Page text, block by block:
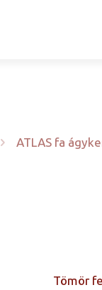
ATLAS fa
Tömör